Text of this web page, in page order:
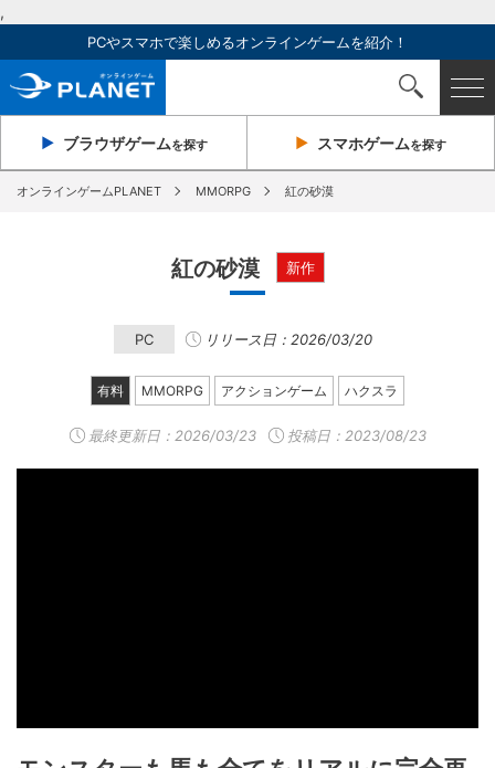
,
PCやスマホで楽しめるオンラインゲームを紹介！
ブラウザゲームを探す スマホゲームを探す
オンラインゲームPLANET MMORPG 紅の砂漠
紅の砂漠 新作
PC リリース日：2026/03/20
有料 MMORPG アクションゲーム ハクスラ
最終更新日： 2026/03/23 投稿日：2023/08/23